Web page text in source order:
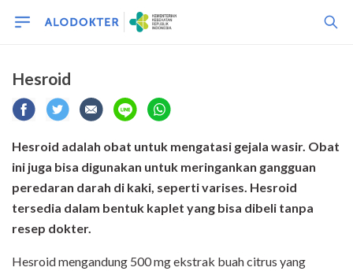
Hesroid
Hesroid adalah obat untuk mengatasi gejala wasir. Obat
ini juga bisa digunakan untuk meringankan gangguan
peredaran darah di kaki, seperti varises. Hesroid
tersedia dalam bentuk kaplet yang bisa dibeli tanpa
resep dokter.
Hesroid mengandung 500 mg ekstrak buah citrus yang